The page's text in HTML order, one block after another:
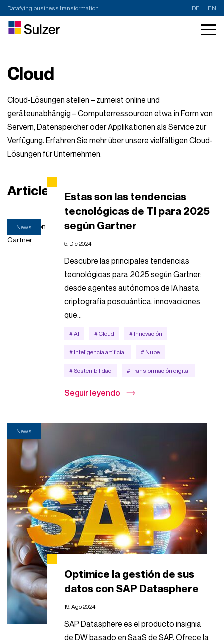
Datafying business transformation DE EN
Cloud
Cloud-Lösungen stellen – zumeist online und
geräteunabhängig – Computerressourcen etwa in Form von
Servern, Datenspeicher oder Applikationen als Service zur
Verfügung. Erfahren Sie mehr über unsere vielfältigen Cloud-
Lösungen für Unternehmen.
Articles about Cloud
News
Estas son las tendencias
tecnológicas de TI para 2025
según Gartner
5. Dic 2024
Descubre las principales tendencias
tecnológicas para 2025 según Gartner:
desde agentes autónomos de IA hasta
criptografía poscuántica, innovaciones
que...
# AI # Cloud # Innovación
# Inteligencia artificial # Nube
# Sostenibilidad # Transformación digital
Seguir leyendo
News
Optimice la gestión de sus
datos con SAP Datasphere
19. Ago 2024
SAP Datasphere es el producto insignia
de DW basado en SaaS de SAP. Ofrece la